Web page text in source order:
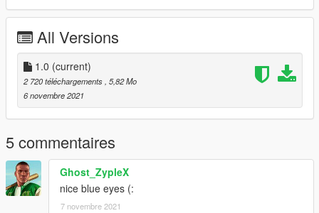
All Versions
1.0 (current)
2 720 téléchargements, 5,82 Mo
6 novembre 2021
5 commentaires
Ghost_ZypleX
nice blue eyes (:
7 novembre 2021